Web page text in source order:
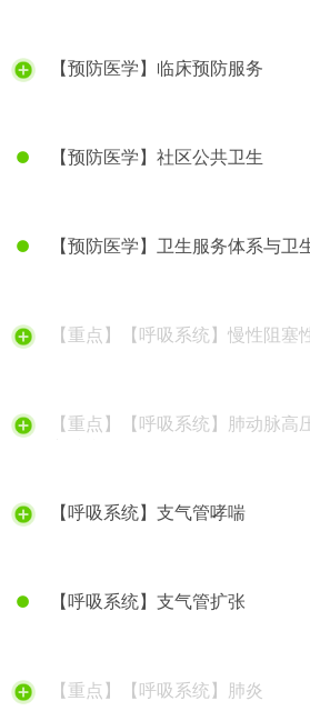
【预防医学】临床预防服务
【预防医学】社区公共卫生
【预防医学】卫生服务体系与卫
【重点】【呼吸系统】慢性阻塞
【重点】【呼吸系统】肺动脉高
【呼吸系统】支气管哮喘
【呼吸系统】支气管扩张
【重点】【呼吸系统】肺炎